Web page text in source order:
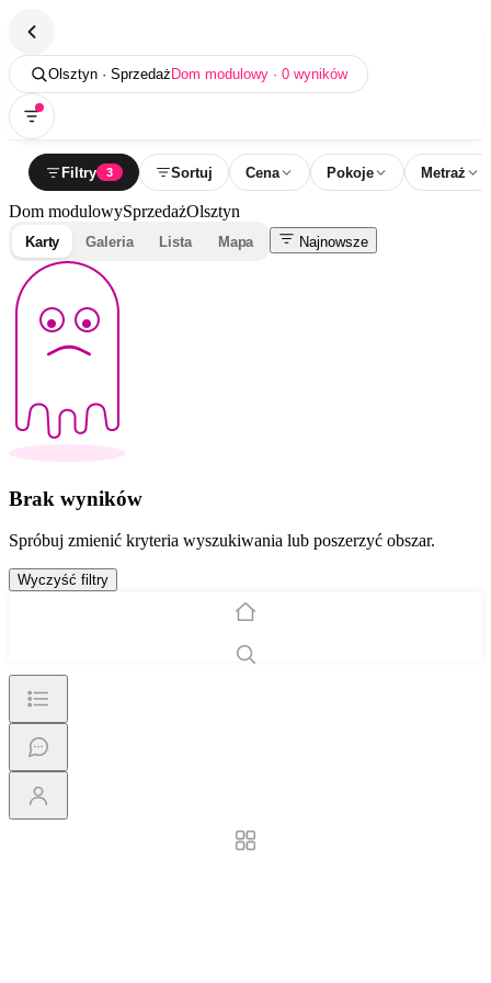
Olsztyn · Sprzedaż Dom modulowy · 0 wyników
Filtry 3 Sortuj Cena Pokoje Metraż
Dom modulowySprzedażOlsztyn
Karty Galeria Lista Mapa Najnowsze
Brak wyników
Spróbuj zmienić kryteria wyszukiwania lub poszerzyć obszar.
Wyczyść filtry